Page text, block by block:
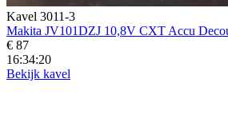
Kavel 3011-3
Makita JV101DZJ 10,8V CXT Accu
€ 87
16:34:19
Bekijk kavel